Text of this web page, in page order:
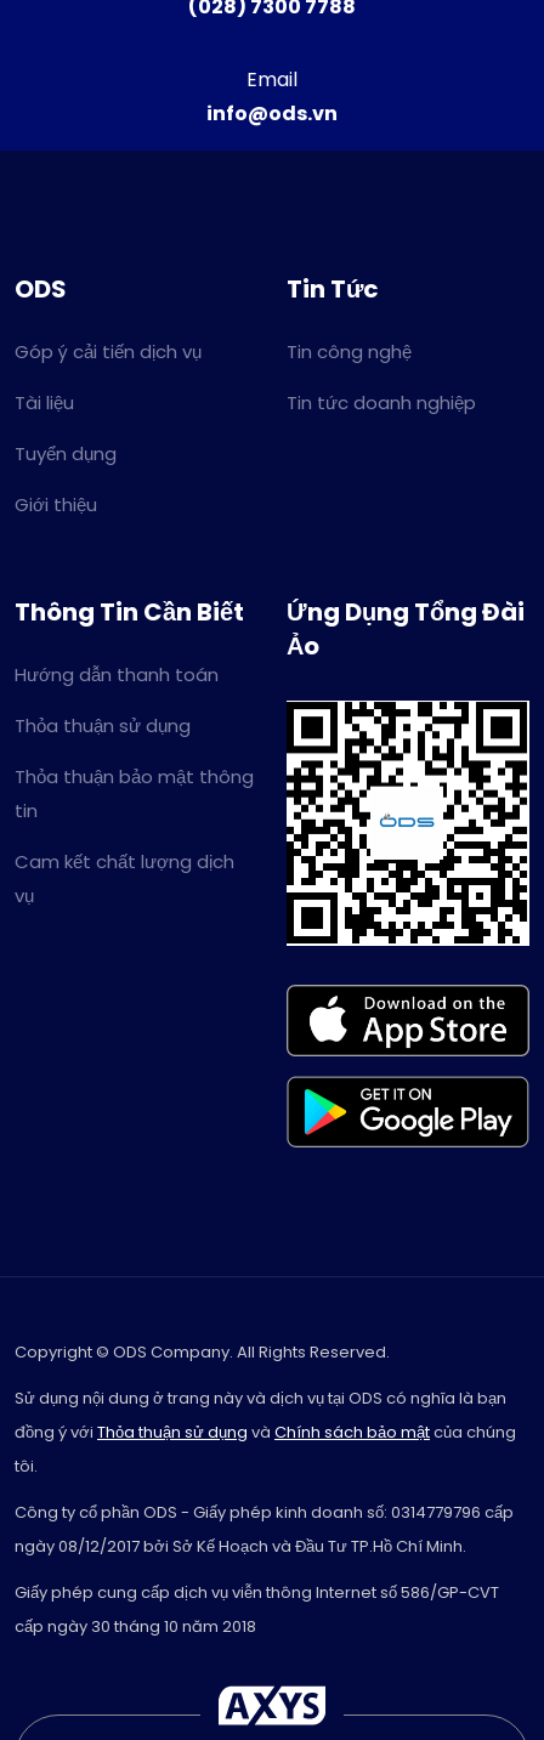
(028) 7300 7788
Email
info@ods.vn
ODS
Góp ý cải tiến dịch vụ
Tài liệu
Tuyển dụng
Giới thiệu
Tin Tức
Tin công nghệ
Tin tức doanh nghiệp
Thông Tin Cần Biết
Hướng dẫn thanh toán
Thỏa thuận sử dụng
Thỏa thuận bảo mật thông
tin
Cam kết chất lượng dịch
vụ
Ứng Dụng Tổng Đài
Ảo
Copyright © ODS Company. All Rights Reserved.
Sử dụng nội dung ở trang này và dịch vụ tại ODS có nghĩa là bạn
đồng ý với Thỏa thuận sử dụng và Chính sách bảo mậtcủa chúng
tôi.
Công ty cổ phần ODS - Giấy phép kinh doanh số: 0314779796 cấp
ngày 08/12/2017 bởi Sở Kế Hoạch và Đầu Tư TP.Hồ Chí Minh.
Giấy phép cung cấp dịch vụ viễn thông Internet số 586/GP-CVT
cấp ngày 30 tháng 10 năm 2018